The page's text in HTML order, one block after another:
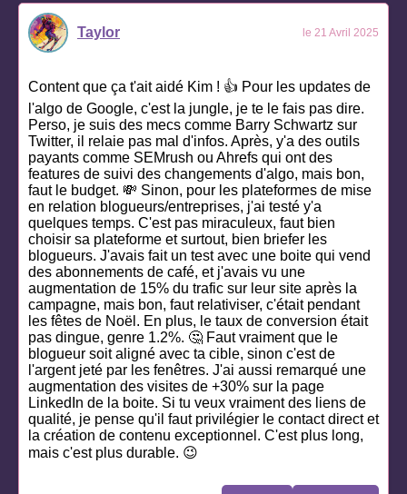
Taylor le 21 Avril 2025
Content que ça t'ait aidé Kim ! 👍 Pour les updates de
l'algo de Google, c'est la jungle, je te le fais pas dire.
Perso, je suis des mecs comme Barry Schwartz sur
Twitter, il relaie pas mal d'infos. Après, y'a des outils
payants comme SEMrush ou Ahrefs qui ont des
features de suivi des changements d'algo, mais bon,
faut le budget. 💸 Sinon, pour les plateformes de mise
en relation blogueurs/entreprises, j'ai testé y'a
quelques temps. C'est pas miraculeux, faut bien
choisir sa plateforme et surtout, bien briefer les
blogueurs. J'avais fait un test avec une boite qui vend
des abonnements de café, et j'avais vu une
augmentation de 15% du trafic sur leur site après la
campagne, mais bon, faut relativiser, c'était pendant
les fêtes de Noël. En plus, le taux de conversion était
pas dingue, genre 1.2%. 🤔 Faut vraiment que le
blogueur soit aligné avec ta cible, sinon c'est de
l'argent jeté par les fenêtres. J'ai aussi remarqué une
augmentation des visites de +30% sur la page
LinkedIn de la boite. Si tu veux vraiment des liens de
qualité, je pense qu'il faut privilégier le contact direct et
la création de contenu exceptionnel. C'est plus long,
mais c'est plus durable. 😉